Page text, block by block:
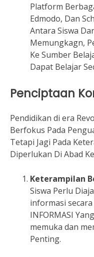
Platform
Edmodo, Dan
Antara Siswa
Memungkagn,
Ke Sumber
Dapat Belajar
Penciptaan
Pendidikan di era
Berfokus Pada
Tetapi Jagi Pada
Diperlukan Di Abad
Keterampilan
Siswa Perlu
informasi secara
INFORMASI
memuka dan
Penting.